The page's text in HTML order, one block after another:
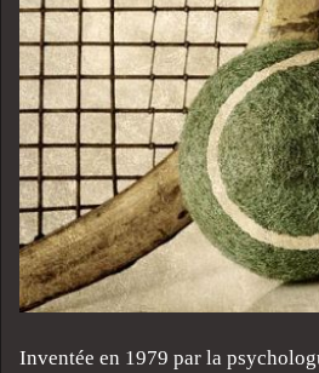
Inventée en 1979 par la